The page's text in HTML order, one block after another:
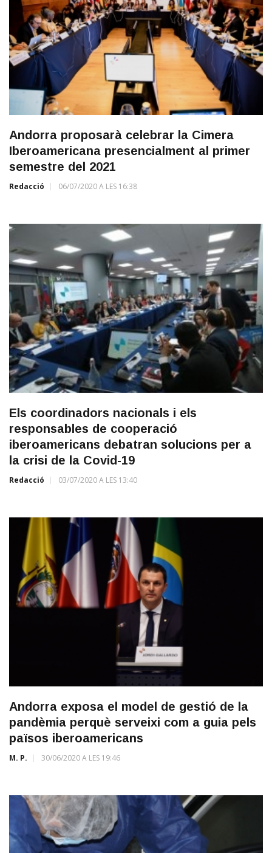
Andorra proposarà celebrar la Cimera
Iberoamericana presencialment al primer
semestre del 2021
Redacció 06/07/2020 A LES 16:38
Els coordinadors nacionals i els
responsables de cooperació
iberoamericans debatran solucions per a
la crisi de la Covid-19
Redacció 03/07/2020 A LES 13:40
Andorra exposa el model de gestió de la
pandèmia perquè serveixi com a guia pels
països iberoamericans
M. P. 30/06/2020 A LES 19:46